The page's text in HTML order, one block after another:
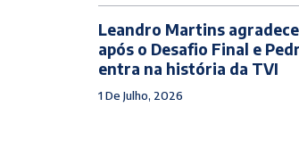
Leandro Martins
após o Desafio Final e
entra na história da TVI
1 De Julho, 2026